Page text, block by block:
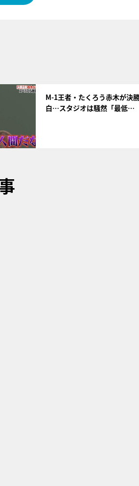
M-1王者・たくろう赤木が決
白…スタジオは騒然「最低…